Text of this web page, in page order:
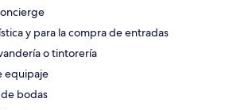
y para la compra de entradas
o tintorería
equipaje
bodas